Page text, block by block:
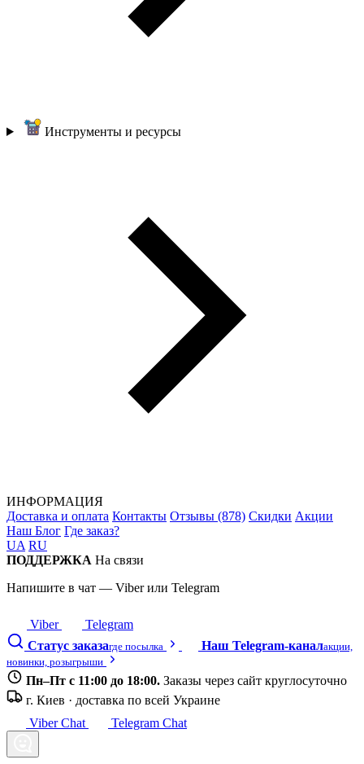
Инструменты и ресурсы
ИНФОРМАЦИЯ
Доставка и оплата Контакты Отзывы (878) Скидки Акции
Наш Блог Где заказ?
UA RU
ПОДДЕРЖКА На связи
Напишите в чат — Viber или Telegram
Viber
Telegram
Статус заказагде посылка Наш Telegram-каналакции,
новинки, розыгрыши
Пн–Пт с 11:00 до 18:00. Заказы через сайт круглосуточно
г. Киев · доставка по всей Украине
Viber Chat
Telegram Chat